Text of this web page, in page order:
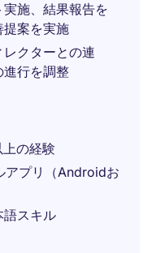
施、結果報告を
提案を実施
クターとの連
進行を調整
の経験
アプリ（Androidお
語スキル